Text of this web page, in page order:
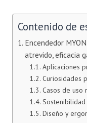
Contenido de
Encendedor
atrevido, eficacia
Aplicaciones
Curiosidades
Casos de uso
Diseño y